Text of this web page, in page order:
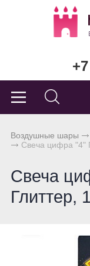
Воздушные шары
Свеча цифра "4"
Свеча
Глиттер,